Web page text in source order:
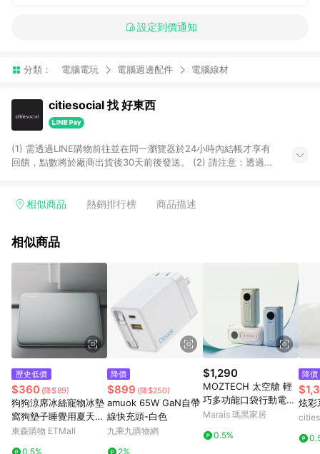
設定到價通知
分類： 電腦電玩 電腦週邊配件 電腦線材
citiesocial 找 好東西
(1) 需透過LINE購物前往並在同一瀏覽器於24小時內結帳才享有
回饋，點數將於廠商出貨後30天前後發送。 (2) 請注意：透過
相似商品 熱銷排行榜 商品描述
相似商品
歷史低價
$360 (降$89)
狗狗涼席冰絲寵物冰墊
窩狗墊子睡覺用夏天可
拆洗貓咪夏季涼墊降溫
東森購物 ETMall
0.5%
降價
$899 (降$250)
amuok 65W GaN自帶
線快充頭-白色
九乘九購物網
2%
$1,290
MOZTECH 太空艙 輕
巧多功能口袋行動電源
- LIGHTNING-冰河白
Marais 瑪黑家居
0.5%
降價
炫彩